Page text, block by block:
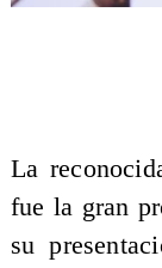
La
fue la gran
su